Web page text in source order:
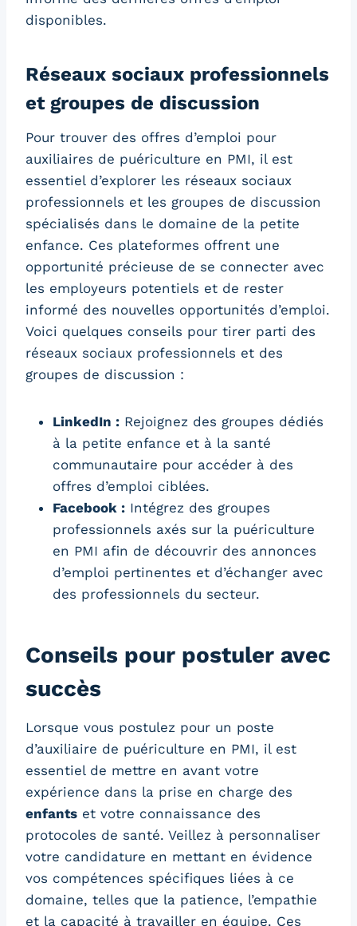
disponibles.
Réseaux sociaux professionnels
et groupes de discussion
Pour trouver des offres d’emploi pour
auxiliaires de puériculture en PMI, il est
essentiel d’explorer les réseaux sociaux
professionnels et les groupes de discussion
spécialisés dans le domaine de la petite
enfance. Ces plateformes offrent une
opportunité précieuse de se connecter avec
les employeurs potentiels et de rester
informé des nouvelles opportunités d’emploi.
Voici quelques conseils pour tirer parti des
réseaux sociaux professionnels et des
groupes de discussion :
LinkedIn : Rejoignez des groupes dédiés
à la petite enfance et à la santé
communautaire pour accéder à des
offres d’emploi ciblées.
Facebook : Intégrez des groupes
professionnels axés sur la puériculture
en PMI afin de découvrir des annonces
d’emploi pertinentes et d’échanger avec
des professionnels du secteur.
Conseils pour postuler avec
succès
Lorsque vous postulez pour un poste
d’auxiliaire de puériculture en PMI, il est
essentiel de mettre en avant votre
expérience dans la prise en charge des
enfants et votre connaissance des
protocoles de santé. Veillez à personnaliser
votre candidature en mettant en évidence
vos compétences spécifiques liées à ce
domaine, telles que la patience, l’empathie
et la capacité à travailler en équipe. Ces